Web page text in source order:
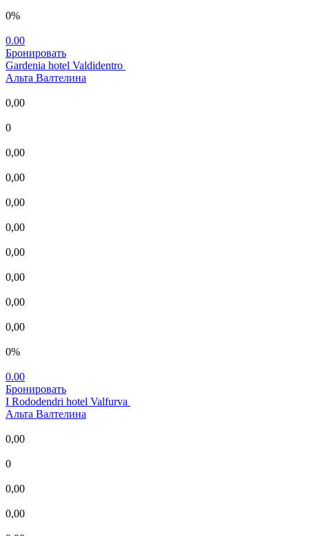
0%
0.00
Бронировать
Gardenia hotel Valdidentro
Альта Валтелина
0,00
0
0,00
0,00
0,00
0,00
0,00
0,00
0,00
0,00
0%
0.00
Бронировать
I Rododendri hotel Valfurva
Альта Валтелина
0,00
0
0,00
0,00